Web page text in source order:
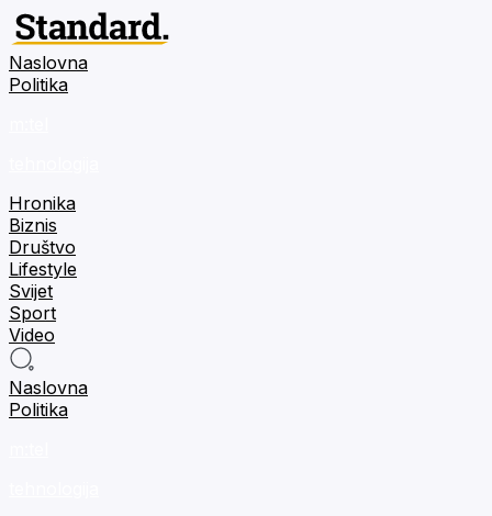
Naslovna
Politika
Hronika
Biznis
Društvo
Lifestyle
Svijet
Sport
Video
Naslovna
Politika